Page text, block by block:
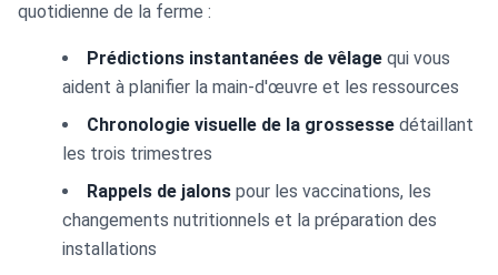
quotidienne de la ferme :
Prédictions instantanées de vêlage qui vous
aident à planifier la main-d'œuvre et les ressources
Chronologie visuelle de la grossesse détaillant
les trois trimestres
Rappels de jalons pour les vaccinations, les
changements nutritionnels et la préparation des
installations